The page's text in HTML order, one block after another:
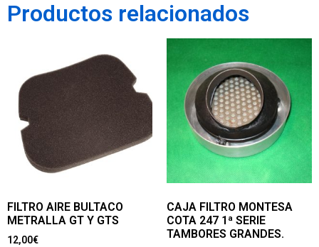
Productos relacionados
FILTRO AIRE BULTACO
METRALLA GT Y GTS
12,00€
CAJA FILTRO MONTESA
COTA 247 1ª SERIE
TAMBORES GRANDES.